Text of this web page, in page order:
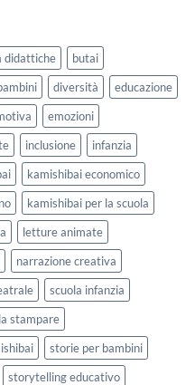
didattiche
butai
diversità
educazione
emozioni
inclusione
infanzia
kamishibai economico
kamishibai per la scuola
letture animate
narrazione creativa
scuola infanzia
stampare
storie per bambini
storytelling educativo